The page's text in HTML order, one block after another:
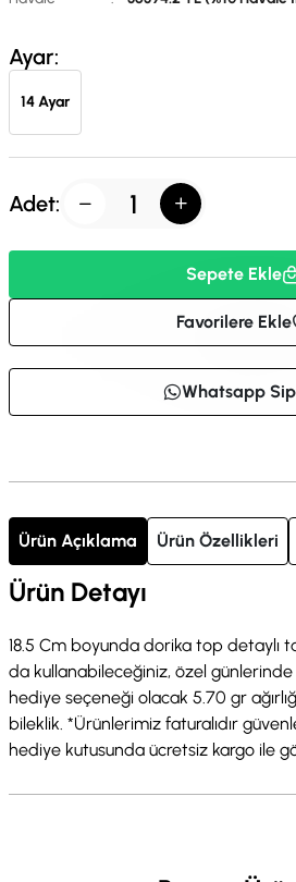
Ayar:
14 Ayar
Adet:
Sepete Ekle
Favorilere Ekle
Whatsapp
Ürün Açıklama Ürün Özellikleri
Ürün Detayı
18.5 Cm boyunda dorika top detaylı
da kullanabileceğiniz, özel günlerinde
hediye seçeneği olacak 5.70 gr
bileklik. *Ürünlerimiz faturalıdır
hediye kutusunda ücretsiz kargo ile